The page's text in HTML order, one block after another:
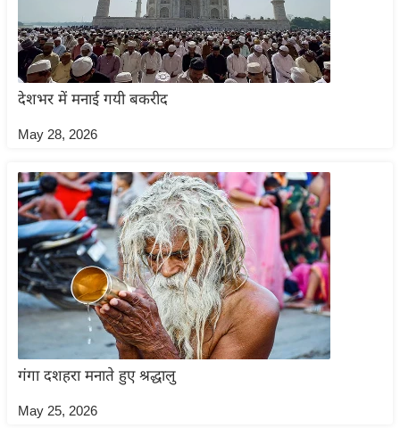
श्ले
ष
ण
म
म
यि
क
मा
तृ
भू
मि
भ
ए
देशभर में मनाई गयी बकरीद
May 28, 2026
गंगा दशहरा मनाते हुए श्रद्धालु
May 25, 2026